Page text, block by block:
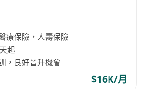
療保險，人壽保險
起
，良好晉升機會
$16K/月